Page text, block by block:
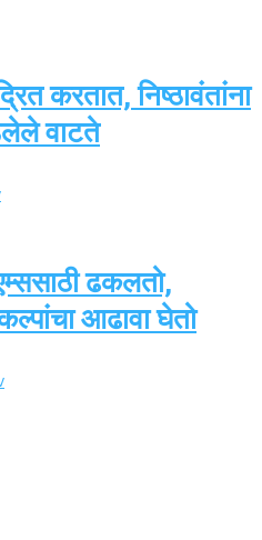
करतात, निष्ठावंतांना
वाटते
ढकलतो,
आढावा घेतो